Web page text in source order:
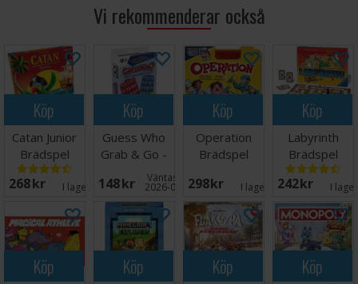
Vi rekommenderar också
Köp
Catan Junior
Brädspel
268 SEK I lager:
Köp
Guess Who
Grab & Go -
Reseutgåva
148 SEK Väntas in:
2026-08-27
Köp
Operation
Brädspel
298 SEK I lager: 4
Köp
Labyrinth
Brädspel
242 SEK I
Köp Köp Köp Köp